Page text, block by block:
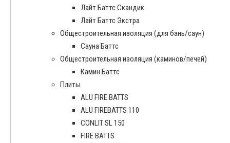
Лайт Баттс Скандик
Лайт Баттс Экстра
Общестроительная изоляция (для бань/саун)
Сауна Баттс
Общестроительная изоляция (каминов/печей)
Камин Баттс
Плиты
ALU FIRE BATTS
ALU FIREBATTS 110
CONLIT SL 150
FIRE BATTS